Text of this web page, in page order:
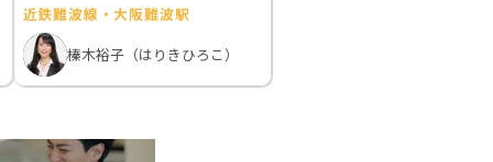
近鉄難波線・大阪難波駅
榛木裕子（はりきひろこ）